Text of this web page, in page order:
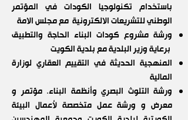
باستخدام تكنولوجيا الكودات في المؤتمر
الوطني للتشريعات الالكترونية مع مجلس الامة
ورشة مشروع كودات البناء الحاجة والتطبيق
برعاية وزير البلدية مع بلدية الكويت
المنهجية الحديثة في التقييم العقاري لوزارة
المالية
ورشة التلوث البصري وأنظمة البناء. مؤتمر و
معرض و ورشة عمل متخصصة لأعمال البيئة